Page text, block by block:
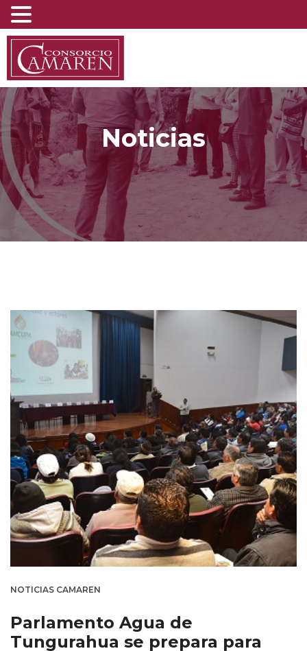
Noticias
NOTICIAS CAMAREN
Parlamento Agua de
Tungurahua se prepara para